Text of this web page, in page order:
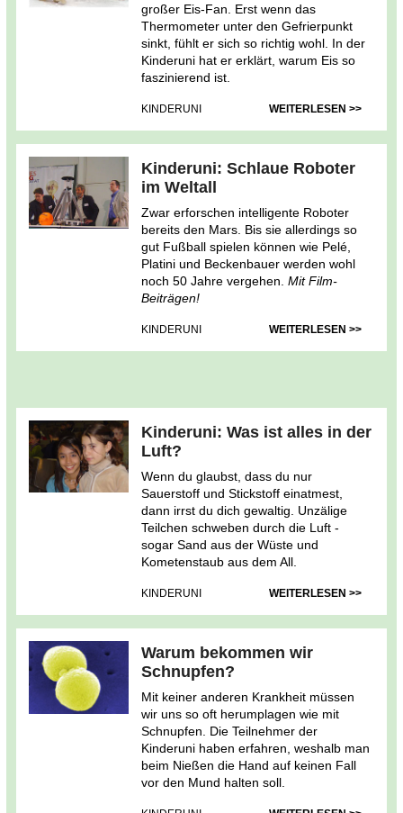
großer Eis-Fan. Erst wenn das
Thermometer unter den Gefrierpunkt
sinkt, fühlt er sich so richtig wohl. In der
Kinderuni hat er erklärt, warum Eis so
faszinierend ist.
KINDERUNI WEITERLESEN >>
Kinderuni: Schlaue Roboter
im Weltall
Zwar erforschen intelligente Roboter
bereits den Mars. Bis sie allerdings so
gut Fußball spielen können wie Pelé,
Platini und Beckenbauer werden wohl
noch 50 Jahre vergehen.Mit Film-
Beiträgen!
KINDERUNI WEITERLESEN >>
Kinderuni: Was ist alles in der
Luft?
Wenn du glaubst, dass du nur
Sauerstoff und Stickstoff einatmest,
dann irrst du dich gewaltig. Unzälige
Teilchen schweben durch die Luft -
sogar Sand aus der Wüste und
Kometenstaub aus dem All.
KINDERUNI WEITERLESEN >>
Warum bekommen wir
Schnupfen?
Mit keiner anderen Krankheit müssen
wir uns so oft herumplagen wie mit
Schnupfen. Die Teilnehmer der
Kinderuni haben erfahren, weshalb man
beim Nießen die Hand auf keinen Fall
vor den Mund halten soll.